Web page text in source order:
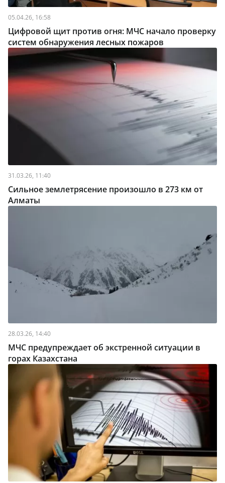
05.04.26, 16:58
Цифровой щит против огня: МЧС начало проверку
систем обнаружения лесных пожаров
31.03.26, 11:40
Сильное землетрясение произошло в 273 км от
Алматы
28.03.26, 14:40
МЧС предупреждает об экстренной ситуации в
горах Казахстана